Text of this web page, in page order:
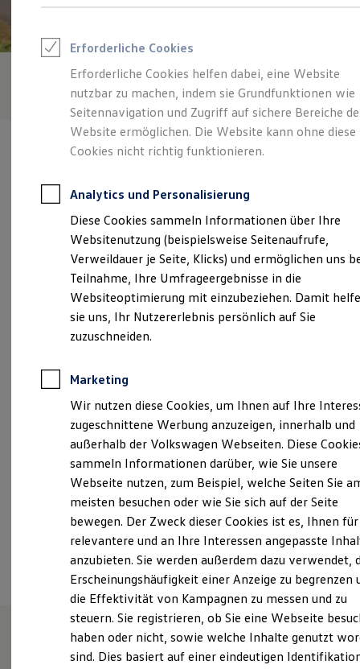
Zubehör- und Serviceangebote
Leasing
Leasing-Angebote
Gebrauchtwagen Leasing
Junge Gebrauchtwagen-Leasing
Elektroauto Leasing
Kleinwagen-Leasing
Leasing ohne Anzahlung
Finanzierung
Kfz-Versicherung
Restschuldversicherungen
Garantien
Wartungsverträge
Geschäftskunden
Professional Class bei Volkswagen
Großkunden
Behörden
Direktkunden
Sonderfahrzeuge
Anpfiff zum Gewinn
Elektroautos
ID. Tutorials
Elektrofahrzeugkonzepte
Reichweite
Reichweite der ID. Modelle
Reichweite im Winter
Laden
Laden unterwegs
Laden Zuhause
Ladestationen finden
Ladezeitensimulator
Batterie
Sicherheit
Garantie und Lebensdauer
Nachhaltigkeit
Technologie
Kosten und Kauf
Verbrauchskosten
Kaufoptionen
Verantwortlich für die Inhalte auf dieser Seite ist die Autohaus
Schüler & Co. GmbH (Impressum & Rechtliches)
Am Schmelzbach 81, 08112 Wilkau-Haßlau
info.wh@autohaus-schueler.de
Montag
Sonntag
Geschlossen
Ansprechpartner
Unsere Leistungenim
Erforderliche Cookies
Erforderliche Cookies helfen dabei, eine Website
nutzbar zu machen, indem sie Grundfunktionen wie
Seitennavigation und Zugriff auf sichere Bereiche
Website ermöglichen. Die Website kann ohne diese
Cookies nicht richtig funktionieren.
Analytics und Personalisierung
Diese Cookies sammeln Informationen über Ihre
Websitenutzung (beispielsweise Seitenaufrufe,
Verweildauer je Seite, Klicks) und ermöglichen uns
Teilnahme, Ihre Umfrageergebnisse in die
Websiteoptimierung mit einzubeziehen. Damit
sie uns, Ihr Nutzererlebnis persönlich auf Sie
zuzuschneiden.
Marketing
Wir nutzen diese Cookies, um Ihnen auf Ihre
zugeschnittene Werbung anzuzeigen, innerhalb und
außerhalb der Volkswagen Webseiten. Diese
sammeln Informationen darüber, wie Sie unsere
Webseite nutzen, zum Beispiel, welche Seiten Sie
meisten besuchen oder wie Sie sich auf der Seite
bewegen. Der Zweck dieser Cookies ist es, Ihnen für
relevantere und an Ihre Interessen angepasste
anzubieten. Sie werden außerdem dazu verwendet,
Erscheinungshäufigkeit einer Anzeige zu begrenzen
die Effektivität von Kampagnen zu messen und zu
steuern. Sie registrieren, ob Sie eine Webseite
haben oder nicht, sowie welche Inhalte genutzt
sind. Dies basiert auf einer eindeutigen